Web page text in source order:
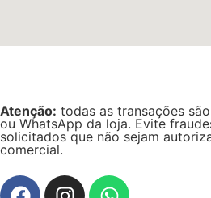
Atenção: todas as transações
ou WhatsApp da loja. Evite
solicitados que não sejam
comercial.